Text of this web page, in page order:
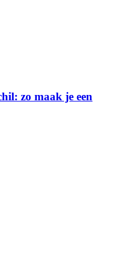
zo maak je een